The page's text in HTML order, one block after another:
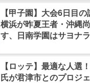
【甲子園】大会6日目
横浜が昨夏王者・沖縄
す、日南学園はサヨナ
【ロッテ】最適な人
氏が君津市とのプロジ